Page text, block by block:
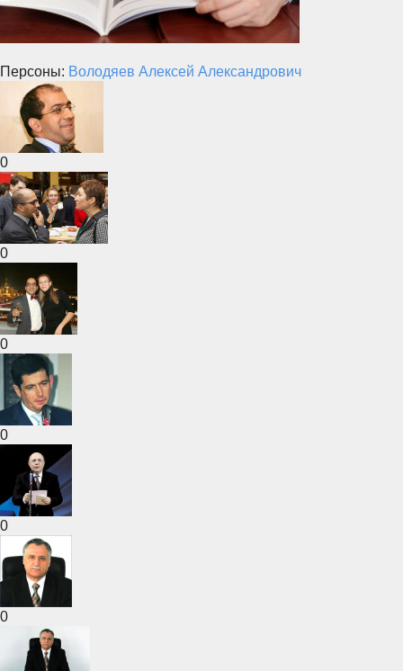
Персоны: Володяев Алексей Александрович
0
0
0
0
0
0